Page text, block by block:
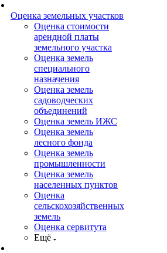
Оценка земельных участков
Оценка стоимости
арендной платы
земельного участка
Оценка земель
специального
назначения
Оценка земель
садоводческих
объединений
Оценка земель ИЖС
Оценка земель
лесного фонда
Оценка земель
промышленности
Оценка земель
населенных пунктов
Оценка
сельскохозяйственных
земель
Оценка сервитута
Ещё